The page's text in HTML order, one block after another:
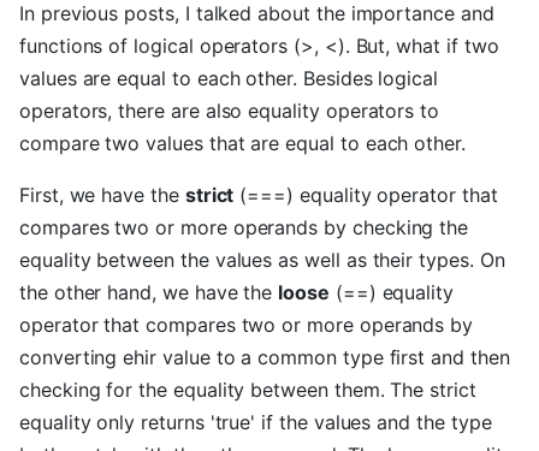
In previous posts, I talked about the importance and
functions of logical operators (>, <). But, what if two
values are equal to each other. Besides logical
operators, there are also equality operators to
compare two values that are equal to each other.
First, we have the strict (===) equality operator that
compares two or more operands by checking the
equality between the values as well as their types. On
the other hand, we have the loose (==) equality
operator that compares two or more operands by
converting ehir value to a common type first and then
checking for the equality between them. The strict
equality only returns 'true' if the values and the type